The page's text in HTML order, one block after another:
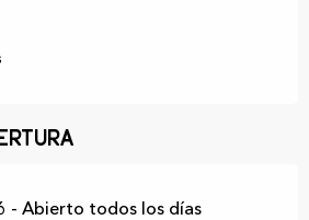
- Abierto todos los días